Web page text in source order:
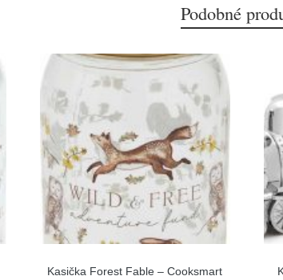
Podobné
Kasička Forest Fable – Cooksmart